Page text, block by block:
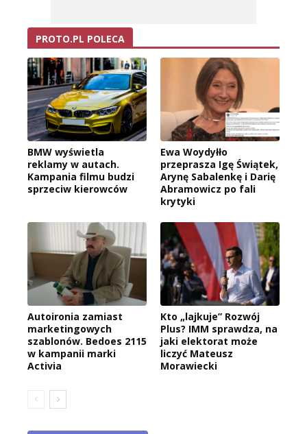
PROTO.PL POLECA
BMW wyświetla
reklamy w autach.
Kampania filmu budzi
sprzeciw kierowców
Ewa Woydyłło
przeprasza Igę Świątek,
Arynę Sabalenkę i Darię
Abramowicz po fali
krytyki
Autoironia zamiast
marketingowych
szablonów. Bedoes 2115
w kampanii marki
Activia
Kto „lajkuje” Rozwój
Plus? IMM sprawdza, na
jaki elektorat może
liczyć Mateusz
Morawiecki